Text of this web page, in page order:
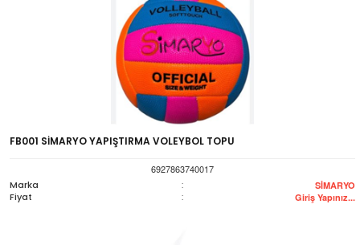
FB001 SİMARYO YAPIŞTIRMA VOLEYBOL TOPU
6927863740017
Marka
: SİMARYO
Fiyat : Giriş Yapınız...